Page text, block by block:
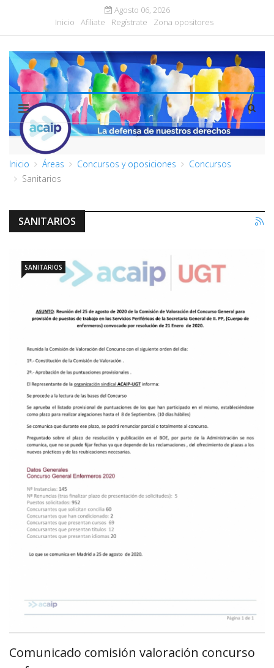
Agosto 06, 2026
Inicio
Afiliate Regístrate Zona opositores
Inicio Áreas Concursos y oposiciones
Concursos
Sanitarios
SANITARIOS
SANITARIOS
Comunicado comisión valoración concurso